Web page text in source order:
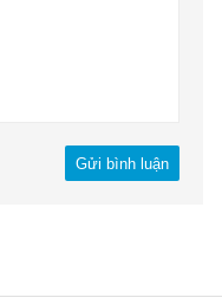
Gửi bình luận